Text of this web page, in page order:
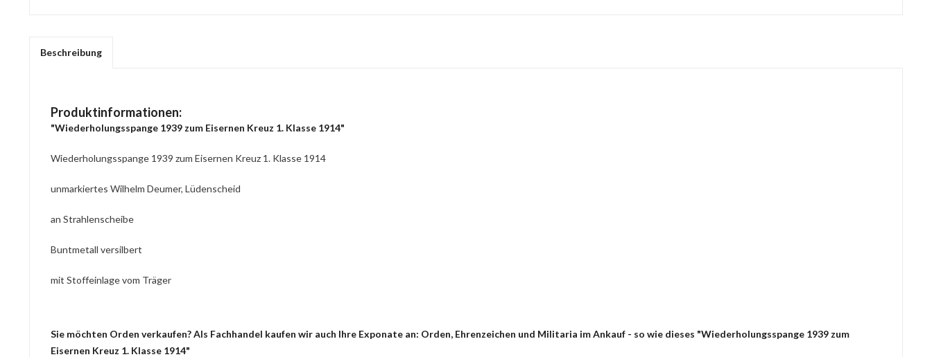
Beschreibung
Produktinformationen:
"Wiederholungsspange 1939 zum Eisernen Kreuz 1. Klasse 1914"
Wiederholungsspange 1939 zum Eisernen Kreuz 1. Klasse 1914
unmarkiertes Wilhelm Deumer, Lüdenscheid
an Strahlenscheibe
Buntmetall versilbert
mit Stoffeinlage vom Träger
Sie möchten Orden verkaufen? Als Fachhandel kaufen wir auch Ihre Exponate an: Orden, Ehrenzeichen und Militaria im Ankauf - so wie dieses "Wiederholungsspange 1939 zum
Eisernen Kreuz 1. Klasse 1914"